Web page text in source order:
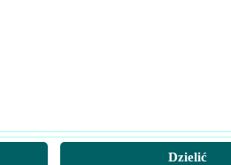
Dzielić